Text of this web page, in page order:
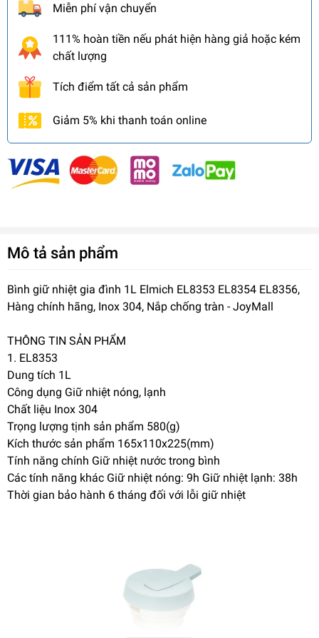
Miễn phí vận chuyển
111% hoàn tiền nếu phát hiện hàng giả hoặc kém
chất lượng
Tích điểm tất cả sản phẩm
Giảm 5% khi thanh toán online
Mô tả sản phẩm
Bình giữ nhiệt gia đình 1L Elmich EL8353 EL8354 EL8356,
Hàng chính hãng, Inox 304, Nắp chống tràn - JoyMall
THÔNG TIN SẢN PHẨM
1. EL8353
Dung tích 1L
Công dụng Giữ nhiệt nóng, lạnh
Chất liệu Inox 304
Trọng lượng tịnh sản phẩm 580(g)
Kích thước sản phẩm 165x110x225(mm)
Tính năng chính Giữ nhiệt nước trong bình
Các tính năng khác Giữ nhiệt nóng: 9h Giữ nhiệt lạnh: 38h
Thời gian bảo hành 6 tháng đối với lỗi giữ nhiệt